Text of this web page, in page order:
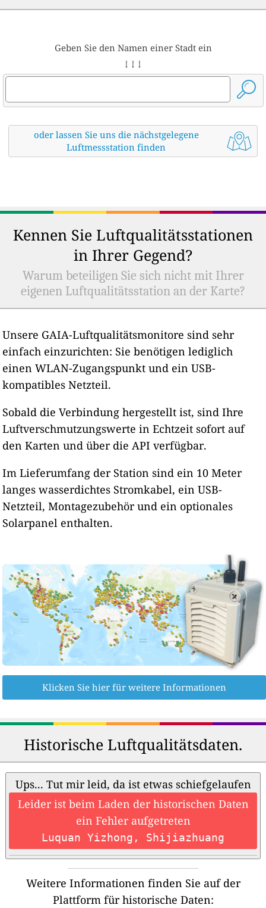
Geben Sie den Namen einer Stadt ein
↓ ↓ ↓
oder lassen Sie uns die nächstgelegene
Luftmessstation finden
Kennen Sie Luftqualitätsstationen
in Ihrer Gegend?
Warum beteiligen Sie sich nicht mit Ihrer
eigenen Luftqualitätsstation an der Karte?
Unsere GAIA-Luftqualitätsmonitore sind sehr
einfach einzurichten: Sie benötigen lediglich
einen WLAN-Zugangspunkt und ein USB-
kompatibles Netzteil.
Sobald die Verbindung hergestellt ist, sind Ihre
Luftverschmutzungswerte in Echtzeit sofort auf
den Karten und über die API verfügbar.
Im Lieferumfang der Station sind ein 10 Meter
langes wasserdichtes Stromkabel, ein USB-
Netzteil, Montagezubehör und ein optionales
Solarpanel enthalten.
Klicken Sie hier für weitere Informationen
Historische Luftqualitätsdaten.
Ups... Tut mir leid, da ist etwas schiefgelaufen
Leider ist beim Laden der historischen Daten
ein Fehler aufgetreten
Luquan Yizhong, Shijiazhuang
Weitere Informationen finden Sie auf der
Plattform für historische Daten: